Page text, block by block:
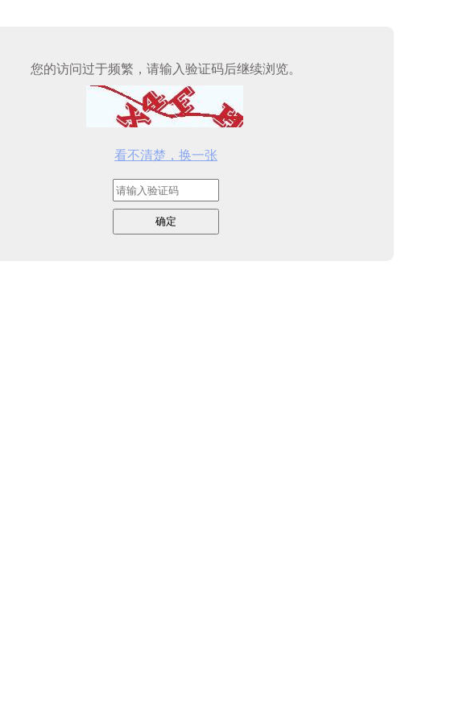
您的访问过于频繁，请输入验证码后继续浏览。
看不清楚，换一张